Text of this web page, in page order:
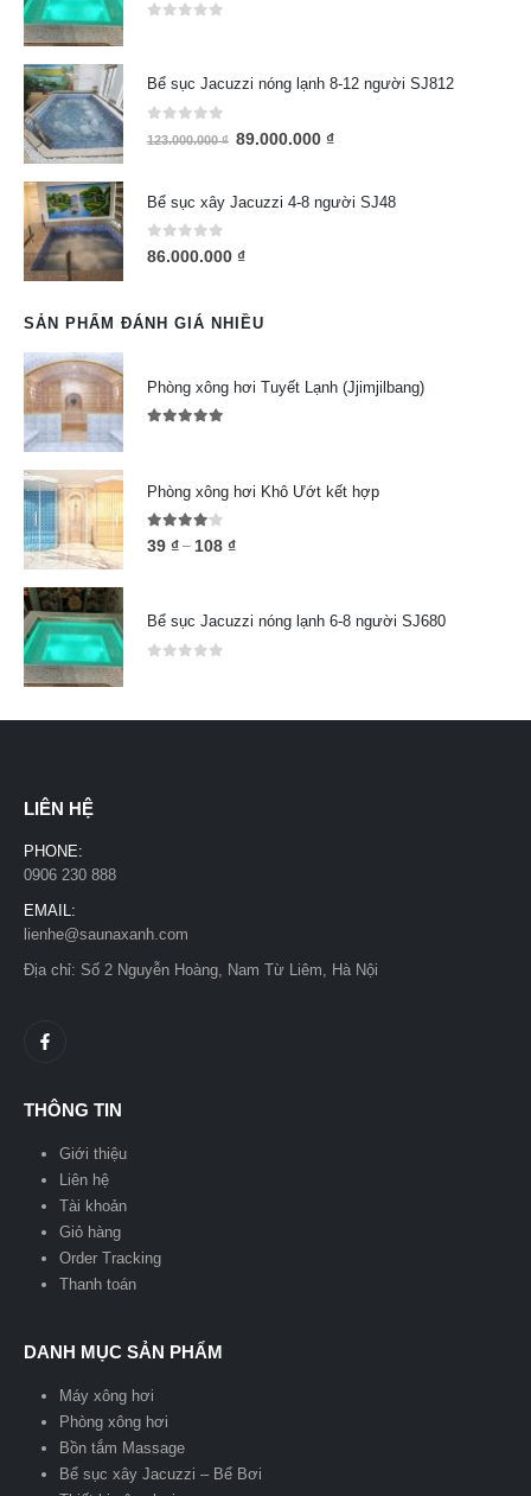
Bể sục Jacuzzi nóng lạnh 8-12 người SJ812
out of 5
123.000.000₫ 89.000.000 ₫
Bể sục xây Jacuzzi 4-8 người SJ48
0out of 5
86.000.000 ₫
SẢN PHẨM ĐÁNH GIÁ NHIỀU
Phòng xông hơi Tuyết Lạnh (Jjimjilbang)
Phòng xông hơi Khô Ướt kết hợp
4.00 out of 5
39 ₫ – 108 ₫
Bể sục Jacuzzi nóng lạnh 6-8 người SJ680
LIÊN HỆ
PHONE:
0906 230 888
EMAIL:
lienhe@saunaxanh.com
Địa chỉ: Số 2 Nguyễn Hoàng, Nam Từ Liêm, Hà Nội
THÔNG TIN
Giới thiệu
Liên hệ
Tài khoản
Giỏ hàng
Order Tracking
Thanh toán
DANH MỤC SẢN PHẨM
Máy xông hơi
Phòng xông hơi
Bồn tắm Massage
Bể sục xây Jacuzzi – Bể Bơi